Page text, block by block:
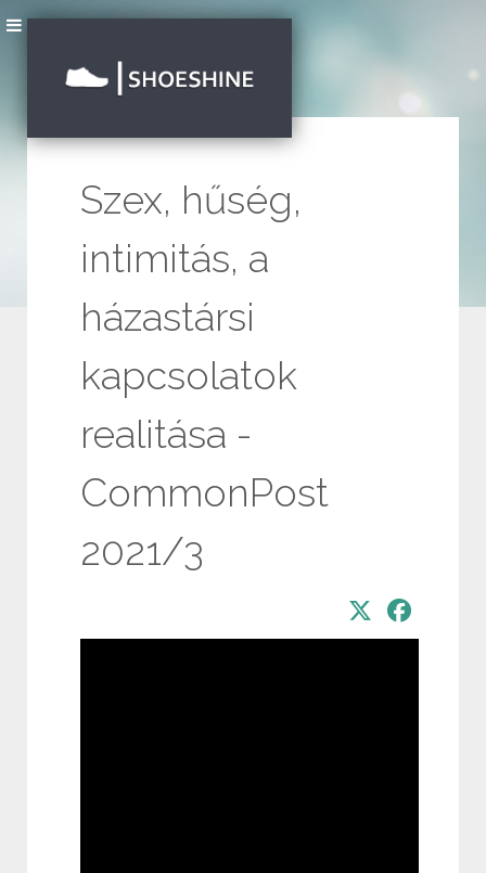
Szex, hűség,
intimitás, a
házastársi
kapcsolatok
realitása -
CommonPost
2021/3